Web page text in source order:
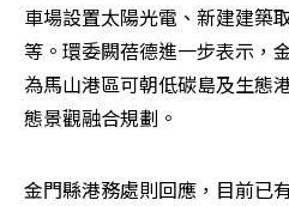
車場設置太陽光電、新建建築
等。環委闕蓓德進一步表示，
為馬山港區可朝低碳島及生態
態景觀融合規劃。
金門縣港務處則回應，目前已